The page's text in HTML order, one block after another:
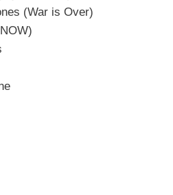
(War is Over)